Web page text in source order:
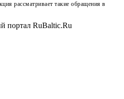
рассматривает такие обращения в
портал RuBaltic.Ru